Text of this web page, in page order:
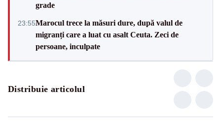
grade
23:55Marocul trece la măsuri dure, după valul de
migranți care a luat cu asalt Ceuta. Zeci de
persoane, inculpate
Distribuie articolul